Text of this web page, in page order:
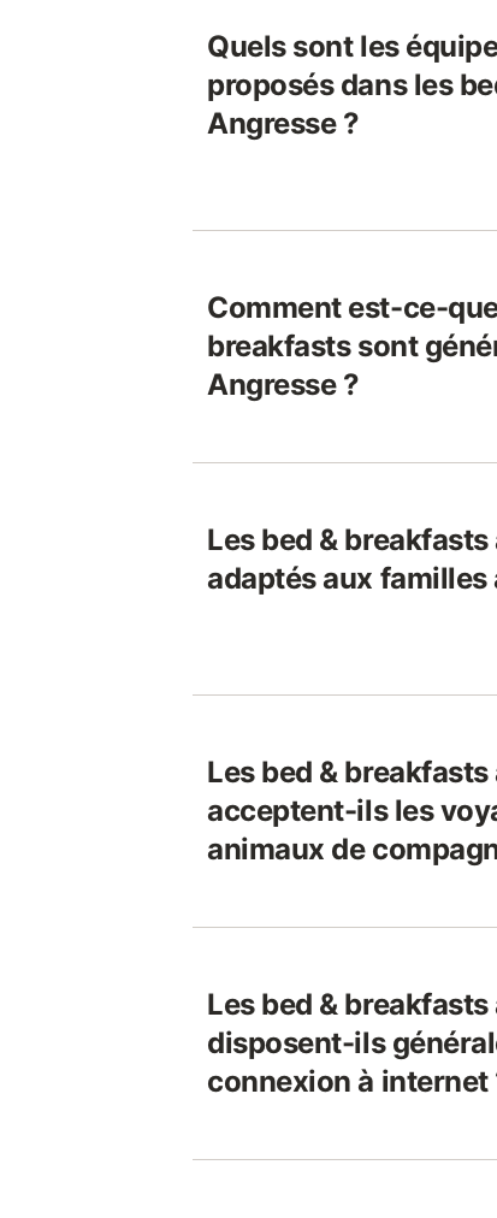
Quels sont les
proposés dans les
Angresse ?
Comment est-ce-
breakfasts sont
Angresse ?
Les bed &
adaptés aux familles
Les bed &
acceptent-ils les
animaux de
Les bed &
disposent-ils
connexion à internet